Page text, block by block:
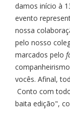
damos início à
evento
nossa
pelo nosso
marcados pelo
vocês. Afinal,
Conto com
baita edição",